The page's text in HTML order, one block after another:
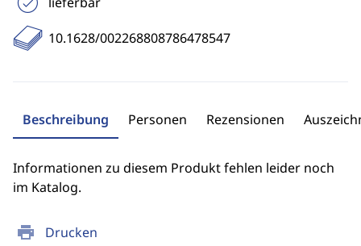
print Drucken
10.1628/002268808786478547
Beschreibung Personen Rezensionen
Informationen zu diesem Produkt fehlen leider noch
im Katalog.